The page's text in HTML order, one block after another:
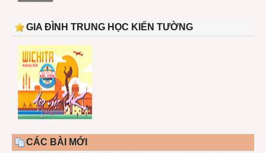
GIA ĐÌNH TRUNG HỌC KIẾN TƯỜNG
CÁC BÀI MỚI